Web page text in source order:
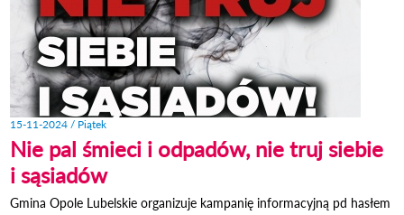
15-11-2024 / Piątek
Nie pal śmieci i odpadów, nie truj siebie
i sąsiadów
Gmina Opole Lubelskie organizuje kampanię informacyjną pd hasłem